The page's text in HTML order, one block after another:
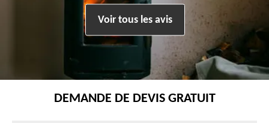
Voir tous les avis
DEMANDE DE DEVIS GRATUIT